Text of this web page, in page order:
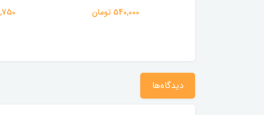
113,750 تومان
80 برگ پاپکو
دیدگاه‌ها